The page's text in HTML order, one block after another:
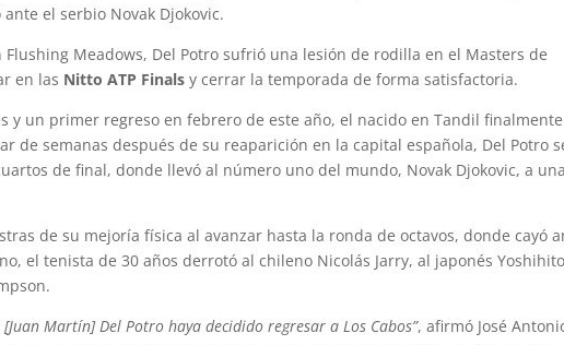
el serbio Novak Djokovic.
Meadows, Del Potro sufrió una lesión de rodilla en el Masters de
en las Nitto ATP Finals y cerrar la temporada de forma satisfactoria.
y un primer regreso en febrero de este año, el nacido en Tandil finalmente
de semanas después de su reaparición en la capital española, Del Potro
de final, donde llevó al número uno del mundo, Novak Djokovic, a una
de su mejoría física al avanzar hasta la ronda de octavos, donde cayó
el tenista de 30 años derrotó al chileno Nicolás Jarry, al japonés Yoshihito
Martín] Del Potro haya decidido regresar a Los Cabos”, afirmó José